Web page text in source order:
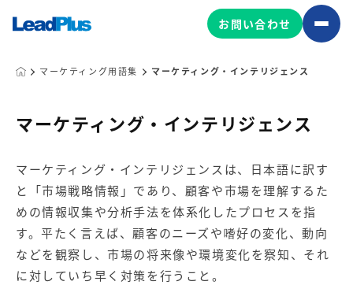
Web制作
マーケティングコンサルティング
コンテンツ制作
マーケティング基盤
マーケティング基盤の製品
Leadplus One MyFolio
サイトアクセス解析ダッシュ
ボード
HubSpot導入・運用
お問い合わせ
マーケティング用語集 マーケティング・インテリジェンス
マーケティング・インテリジェンス
マーケティング・インテリジェンスは、日本語に訳す
と「市場戦略情報」であり、顧客や市場を理解するた
めの情報収集や分析手法を体系化したプロセスを指
す。平たく言えば、顧客のニーズや嗜好の変化、動向
などを観察し、市場の将来像や環境変化を察知、それ
に対していち早く対策を行うこと。